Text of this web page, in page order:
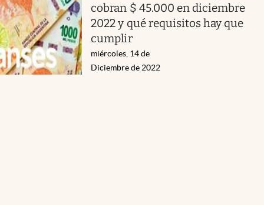
cobran $ 45.000 en diciembre
2022 y qué requisitos hay que
cumplir
miércoles, 14 de
Diciembre de 2022